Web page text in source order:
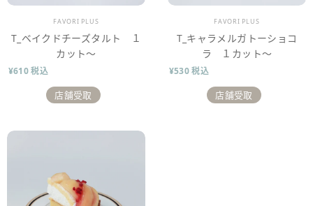
販売業者
FAVORI PLUS
T_ベイクドチーズタルト １
カット～
¥610 税込
店舗受取
販売業者
FAVORI PLUS
T_キャラメルガトーショコ
ラ １カット～
¥530 税込
店舗受取